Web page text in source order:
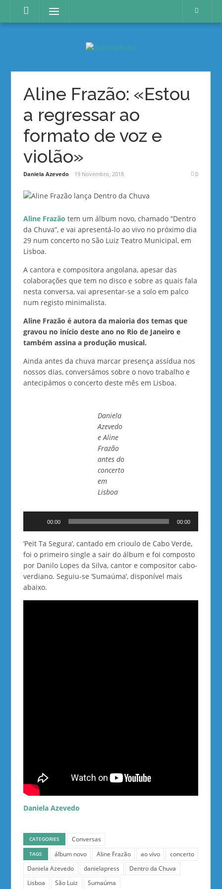
content
Menu
Aline Frazão: «Estou
a regressar ao
formato de voz e
violão»
Daniela Azevedo 19 Novembro, 2018 0
Aline Frazão tem um álbum novo, chamado “Dentro
da Chuva”, e vai apresentá-lo ao vivo no próximo dia
29 num concerto no São Luiz Teatro Municipal, em
Lisboa.
A cantora e compositora angolana, apesar das
colaborações que tem no disco e sobre as quais fala
nesta conversa, vai apresentar-se a solo em palco
num registo minimalista.
Aline Frazão é autora da maioria dos temas que
gravou no início deste ano no Rio de Janeiro e
também assina a produção musical.
Ainda antes da chuva marcar presença assídua nos
nossos dias, conversámos sobre o novo trabalho e
antecipámos o concerto deste mês em Lisboa.
Daniela
Azevedo
e Aline
Frazão
antes do
concerto
em
Lisboa
00:00 00:00
‘Peit Ta Segura’, cantado em crioulo de Cabo Verde,
foi o primeiro single a sair do álbum e foi composto
por Danilo Lopes da Silva, cantor e compositor cabo-
verdiano. Seguiu-se ‘Sumaúma’, disponível mais
abaixo.
Daniela Azevedo
CATEGORIES Conversas
TAGS álbum novo Aline Frazão ao vivo
concerto
Daniela Azevedo
danielapress
Dentro da Chuva
Lisboa
São Luiz Sumaúma